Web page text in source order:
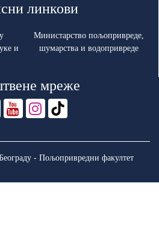
линкови
и
Министарство пољопривреде,
шумарства и водопривреде
мреже
- Пољопривредни факултет